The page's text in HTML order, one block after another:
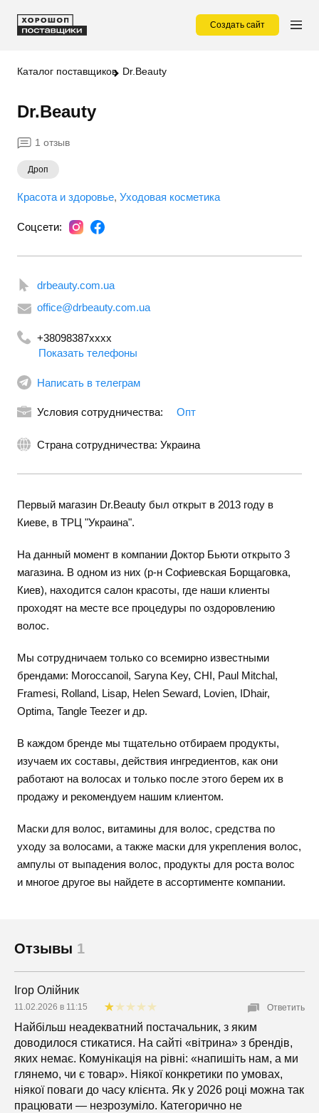
Создать сайт
Каталог поставщиков Dr.Beauty
Dr.Beauty
1 отзыв
Дроп
Красота и здоровье Уходовая косметика
Соцсети:
drbeauty.com.ua
office@drbeauty.com.ua
+38098387xxxx
Показать телефоны
Написать в телеграм
Условия сотрудничества: Опт
Страна сотрудничества: Украина
Первый магазин Dr.Beauty был открыт в 2013 году в
Киеве, в ТРЦ "Украина".
На данный момент в компании Доктор Бьюти открыто 3
магазина. В одном из них (р-н Софиевская Борщаговка,
Киев), находится салон красоты, где наши клиенты
проходят на месте все процедуры по оздоровлению
волос.
Мы сотрудничаем только со всемирно известными
брендами: Moroccanoil, Saryna Key, CHI, Paul Mitchal,
Framesi, Rolland, Lisap, Helen Seward, Lovien, IDhair,
Optima, Tangle Teezer и др.
В каждом бренде мы тщательно отбираем продукты,
изучаем их составы, действия ингредиентов, как они
работают на волосах и только после этого берем их в
продажу и рекомендуем нашим клиентом.
Маски для волос, витамины для волос, средства по
уходу за волосами, а также маски для укрепления волос,
ампулы от выпадения волос, продукты для роста волос
и многое другое вы найдете в ассортименте компании.
Отзывы 1
Ігор Олійник
11.02.2026 в 11:15
Найбільш неадекватний постачальник, з яким
доводилося стикатися. На сайті «вітрина» з брендів,
яких немає. Комунікація на рівні: «напишіть нам, а ми
глянемо, чи є товар». Ніякої конкретики по умовах,
ніякої поваги до часу клієнта. Як у 2026 році можна так
працювати — незрозуміло. Категорично не
Ответить